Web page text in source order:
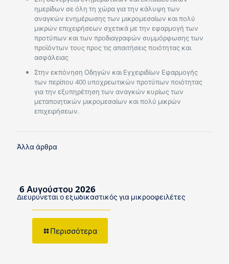
ημερίδων σε όλη τη χώρα για την κάλυψη των
αναγκών ενημέρωσης των μικρομεσαίων και πολύ
μικρών επιχειρήσεων σχετικά με την εφαρμογή των
προτύπων και των προδιαγραφών συμμόρφωσης των
προϊόντων τους προς τις απαιτήσεις ποιότητας και
ασφάλειας
Στην εκπόνηση Οδηγών και Εγχειριδίων Εφαρμογής
των περίπου 400 υποχρεωτικών προτύπων ποιότητας
για την εξυπηρέτηση των αναγκών κυρίως των
μεταποιητικών μικρομεσαίων και πολύ μικρών
επιχειρήσεων.
Άλλα άρθρα
6 Αυγούστου 2026
Διευρύνεται ο εξωδικαστικός για μικροοφειλέτες
Περισσότερα